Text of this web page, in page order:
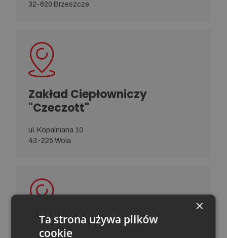
32-620 Brzeszcze
Zakład Ciepłowniczy
"Czeczott"
ul. Kopalniana 10
43-225 Wola
Zakład Ciepłowniczy "Janina"
×
Ta strona używa plików
cookie